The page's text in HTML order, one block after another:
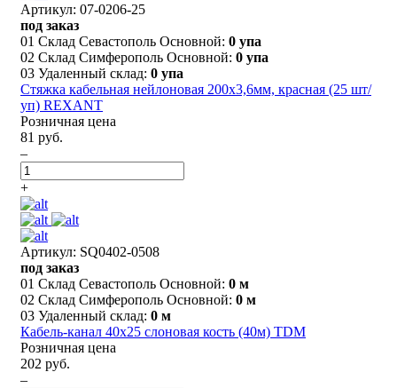
Артикул: 07-0206-25
под заказ
01 Склад Севастополь Основной: 0 упа
02 Склад Симферополь Основной: 0 упа
03 Удаленный склад: 0 упа
Стяжка кабельная нейлоновая 200x3,6мм, красная (25 шт/
уп) REXANT
Розничная цена
81 руб.
–
+
Артикул: SQ0402-0508
под заказ
01 Склад Севастополь Основной: 0 м
02 Склад Симферополь Основной: 0 м
03 Удаленный склад: 0 м
Кабель-канал 40х25 слоновая кость (40м) TDM
Розничная цена
202 руб.
–